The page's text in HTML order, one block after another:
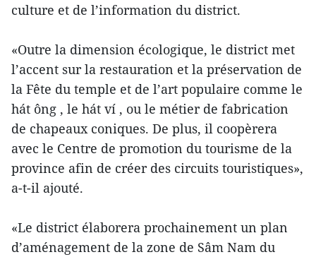
culture et de l’information du district.
«Outre la dimension écologique, le district met
l’accent sur la restauration et la préservation de
la Fête du temple et de l’art populaire comme le
hát ông , le hát ví , ou le métier de fabrication
de chapeaux coniques. De plus, il coopèrera
avec le Centre de promotion du tourisme de la
province afin de créer des circuits touristiques»,
a-t-il ajouté.
«Le district élaborera prochainement un plan
d’aménagement de la zone de Sâm Nam du